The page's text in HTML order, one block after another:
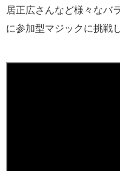
居正広さんなど様々なバ
に参加型マジックに挑戦